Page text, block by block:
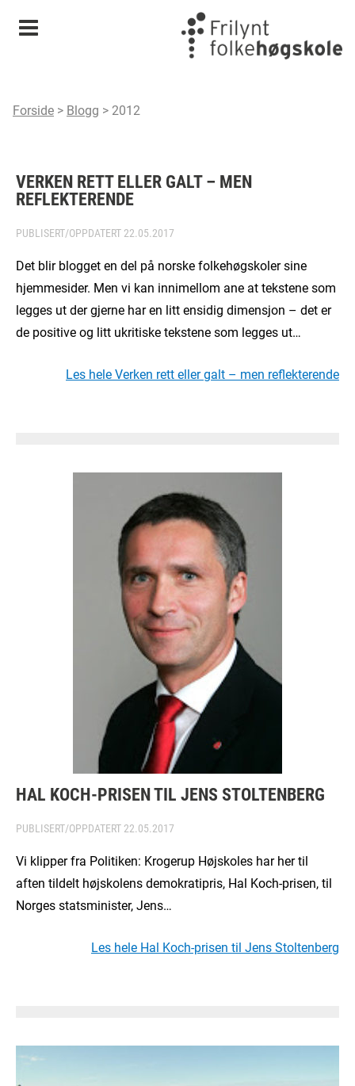
Meny
Forside > Blogg > 2012
VERKEN RETT ELLER GALT – MEN
REFLEKTERENDE
PUBLISERT/OPPDATERT 22.05.2017
Det blir blogget en del på norske folkehøgskoler sine
hjemmesider. Men vi kan innimellom ane at tekstene som
legges ut der gjerne har en litt ensidig dimensjon – det er
de positive og litt ukritiske tekstene som legges ut…
Les hele Verken rett eller galt – men reflekterende
HAL KOCH-PRISEN TIL JENS STOLTENBERG
PUBLISERT/OPPDATERT 22.05.2017
Vi klipper fra Politiken: Krogerup Højskoles har her til
aften tildelt højskolens demokratipris, Hal Koch-prisen, til
Norges statsminister, Jens…
Les hele Hal Koch-prisen til Jens Stoltenberg